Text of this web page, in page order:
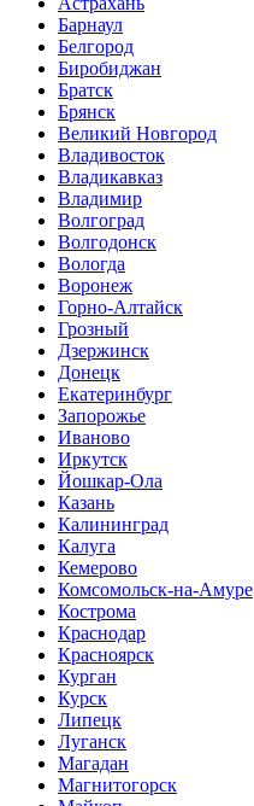
Барнаул
Белгород
Биробиджан
Братск
Брянск
Великий Новгород
Владивосток
Владикавказ
Владимир
Волгоград
Волгодонск
Вологда
Воронеж
Горно-Алтайск
Грозный
Дзержинск
Донецк
Екатеринбург
Запорожье
Иваново
Иркутск
Йошкар-Ола
Казань
Калининград
Калуга
Кемерово
Комсомольск-на-Амуре
Кострома
Краснодар
Красноярск
Курган
Курск
Липецк
Луганск
Магадан
Магнитогорск